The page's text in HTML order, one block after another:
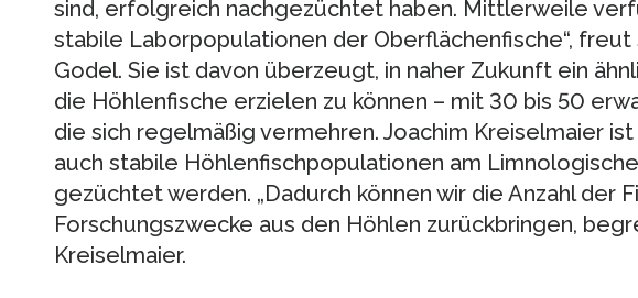
sind, erfolgreich nachgezüchtet haben. Mittlerweile
stabile Laborpopulationen der Oberflächenfische“, freut
Godel. Sie ist davon überzeugt, in naher Zukunft ein
die Höhlenfische erzielen zu können – mit 30 bis 50
die sich regelmäßig vermehren. Joachim Kreiselmaier
auch stabile Höhlenfischpopulationen am
gezüchtet werden. „Dadurch können wir die Anzahl der
Forschungszwecke aus den Höhlen zurückbringen,
Kreiselmaier.